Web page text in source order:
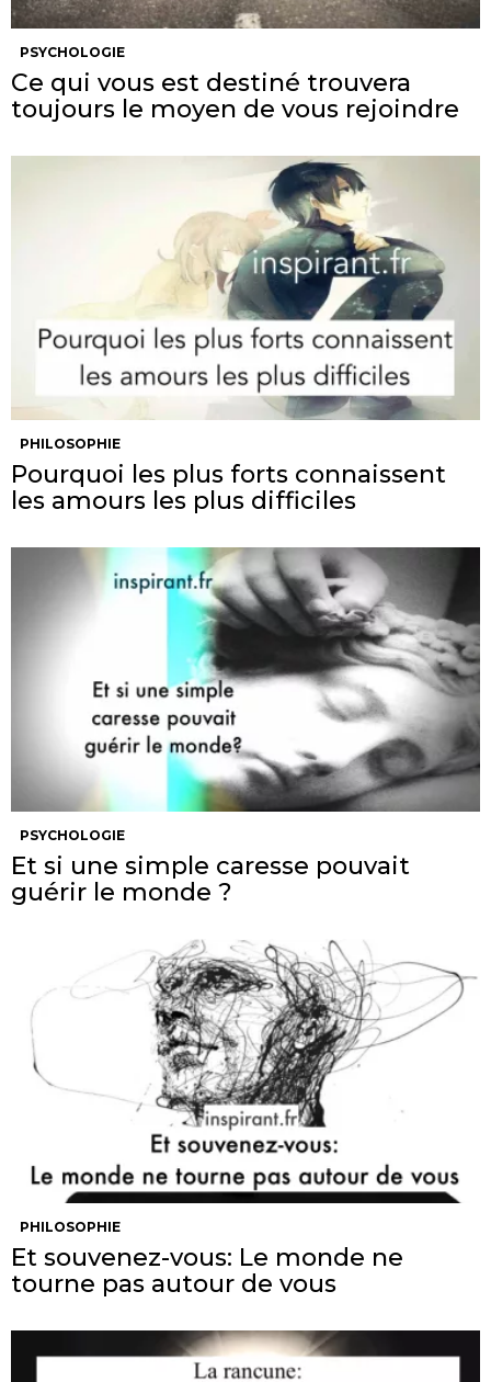
PSYCHOLOGIE
Ce qui vous est destiné trouvera
toujours le moyen de vous rejoindre
PHILOSOPHIE
Pourquoi les plus forts connaissent
les amours les plus difficiles
PSYCHOLOGIE
Et si une simple caresse pouvait
guérir le monde ?
PHILOSOPHIE
Et souvenez-vous: Le monde ne
tourne pas autour de vous